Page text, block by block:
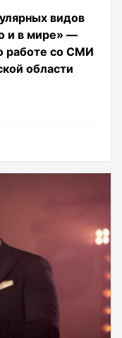
видов
и в мире» —
работе со СМИ
области